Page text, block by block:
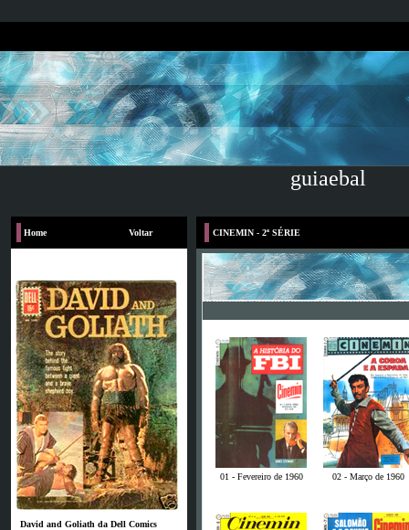
guiaebal
Home Voltar
David and Goliath da Dell Comics
CINEMIN - 2ª SÉRIE
01 - Fevereiro de 1960 02 - Março de 1960